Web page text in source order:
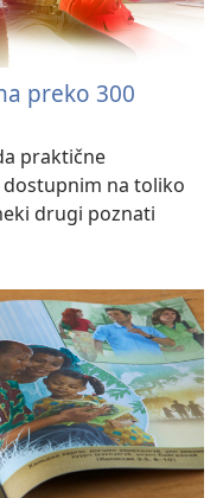
preko 300
praktične
na toliko
drugi poznati